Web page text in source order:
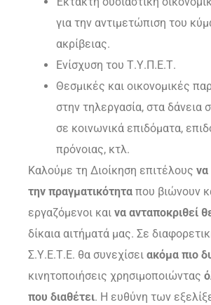
για την αντιμετώπιση του
ακρίβειας.
Ενίσχυση του Τ.Υ.Π.Ε.Τ.
Θεσμικές και οικονομικές
στην τηλεργασία, στα δάνεια
σε κοινωνικά επιδόματα,
πρόνοιας, κτλ.
Καλούμε τη Διοίκηση επιτέλους να
την πραγματικότητα που βιώνουν
εργαζόμενοι και να ανταποκριθεί
δίκαια αιτήματά μας. Σε
Σ.Υ.Ε.Τ.Ε. θα συνεχίσει ακόμα πιο
κινητοποιήσεις χρησιμοποιώντας
που διαθέτει. Η ευθύνη των